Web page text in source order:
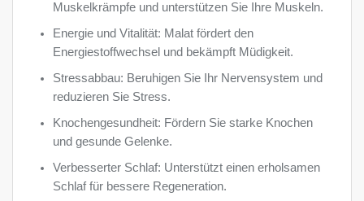
Muskelkrämpfe und unterstützen Sie Ihre Muskeln.
Energie und Vitalität: Malat fördert den
Energiestoffwechsel und bekämpft Müdigkeit.
Stressabbau: Beruhigen Sie Ihr Nervensystem und
reduzieren Sie Stress.
Knochengesundheit: Fördern Sie starke Knochen
und gesunde Gelenke.
Verbesserter Schlaf: Unterstützt einen erholsamen
Schlaf für bessere Regeneration.